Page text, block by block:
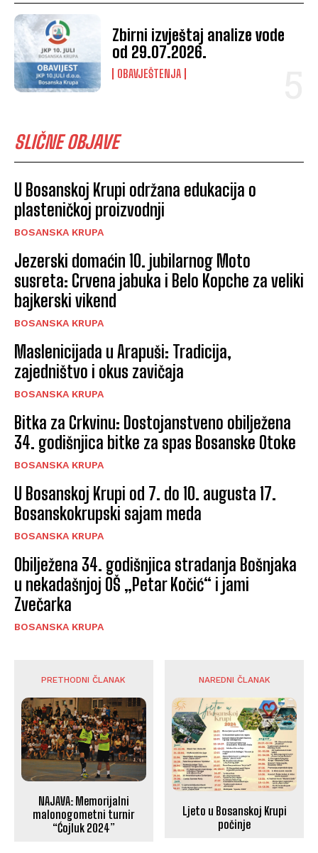
Zbirni izvještaj analize vode
od 29.07.2026.
OBAVJEŠTENJA
SLIČNE OBJAVE
U Bosanskoj Krupi održana edukacija o
plasteničkoj proizvodnji
BOSANSKA KRUPA
Jezerski domaćin 10. jubilarnog Moto
susreta: Crvena jabuka i Belo Kopche za veliki
bajkerski vikend
BOSANSKA KRUPA
Maslenicijada u Arapuši: Tradicija,
zajedništvo i okus zavičaja
BOSANSKA KRUPA
Bitka za Crkvinu: Dostojanstveno obilježena
34. godišnjica bitke za spas Bosanske Otoke
BOSANSKA KRUPA
U Bosanskoj Krupi od 7. do 10. augusta 17.
Bosanskokrupski sajam meda
BOSANSKA KRUPA
Obilježena 34. godišnjica stradanja Bošnjaka
u nekadašnjoj OŠ „Petar Kočić“ i jami
Zvečarka
BOSANSKA KRUPA
PRETHODNI ČLANAK
NAJAVA: Memorijalni
malonogometni turnir
“Ćojluk 2024”
NAREDNI ČLANAK
Ljeto u Bosanskoj Krupi
počinje